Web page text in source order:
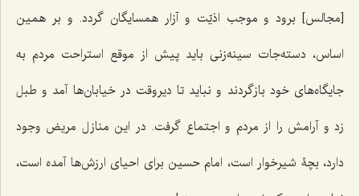
[مجالس] برود و موجب اذیّت و آزار همسایگان گردد. و بر همین
اساس، دسته‌جات سینه‌زنی باید پیش از موقع استراحت مردم به
جایگاه‌های خود بازگردند و نباید تا دیروقت در خیابان‌ها آمد و طبل
زد و آرامش را از مردم و اجتماع گرفت. در این منازل مریض وجود
دارد، بچۀ شیرخوار است، امام حسین برای احیای ارزش‌ها آمده است،